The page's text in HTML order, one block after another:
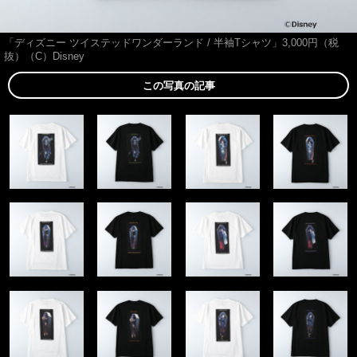
「ディズニー ツイステッドワンダーランド / 半袖Tシャツ」3,000円（税
抜）（C）Disney
この写真の記事